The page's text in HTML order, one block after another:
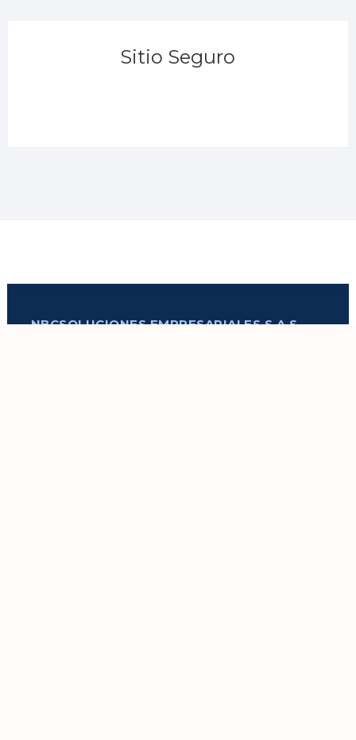
Sitio Seguro
NBCSOLUCIONES EMPRESARIALES S.A.S